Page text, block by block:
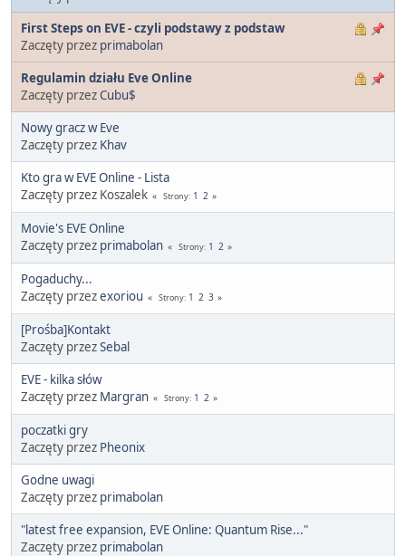
First Steps on EVE - czyli podstawy z podstaw
Zaczęty przez primabolan
Regulamin działu Eve Online
Zaczęty przezCubu$
Nowy gracz w Eve
Zaczęty przez Khav
Kto gra w EVE Online - Lista
Zaczęty przez Koszalek
Strony 1 2
Movie's EVE Online
Zaczęty przez primabolan Strony 1 2
Pogaduchy...
Zaczęty przezexoriou Strony 1 2 3
[Prośba]Kontakt
Zaczęty przezSebal
EVE - kilka słów
Zaczęty przez Margran Strony 1 2
poczatki gry
Zaczęty przez Pheonix
Godne uwagi
Zaczęty przez primabolan
"latest free expansion, EVE Online: Quantum Rise..."
Zaczęty przez primabolan